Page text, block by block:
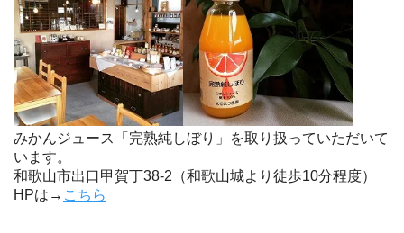
みかんジュース「完熟純しぼり」を取り扱っていただいて
います。
和歌山市出口甲賀丁38-2（和歌山城より徒歩10分程度）
HPは→ こちら